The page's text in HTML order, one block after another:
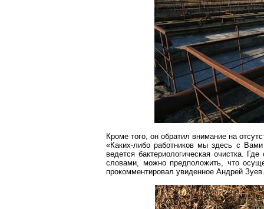
Кроме того, он обратил внимание на
«Каких-либо работников мы здесь с
ведется бактериологическая очистка.
словами, можно предположить, что
прокомментировал увиденное Андрей Зуев.